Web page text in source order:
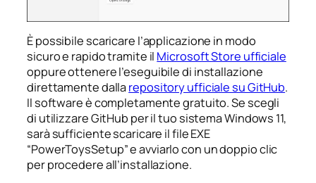
È possibile scaricare l’applicazione in modo
sicuro e rapido tramite il Microsoft Store ufficiale
oppure ottenere l’eseguibile di installazione
direttamente dallarepository ufficiale su GitHub.
Il software è completamente gratuito. Se scegli
di utilizzare GitHub per il tuo sistema Windows 11,
sarà sufficiente scaricare il file EXE
“PowerToysSetup” e avviarlo con un doppio clic
per procedere all’installazione.